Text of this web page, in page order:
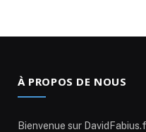
À PROPOS DE NOUS
Bienvenue sur